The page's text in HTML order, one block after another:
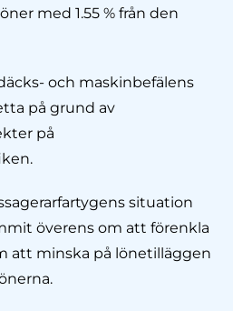
med 1.55 % från den
och maskinbefälens
på grund av
på
situation
överens om att förenkla
att minska på lönetilläggen